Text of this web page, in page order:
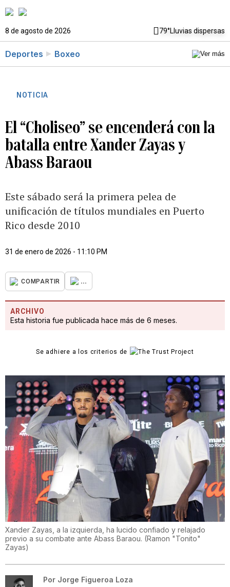
8 de agosto de 2026 79°Lluvias dispersas
Deportes Boxeo
NOTICIA
El “Choliseo” se encenderá con la
batalla entre Xander Zayas y
Abass Baraou
Este sábado será la primera pelea de
unificación de títulos mundiales en Puerto
Rico desde 2010
31 de enero de 2026 - 11:10 PM
COMPARTIR ...
ARCHIVO
Esta historia fue publicada hace más de 6 meses.
Se adhiere a los criterios de
Xander Zayas, a la izquierda, ha lucido confiado y relajado
previo a su combate ante Abass Baraou. (Ramon "Tonito"
Zayas)
Por Jorge Figueroa Loza